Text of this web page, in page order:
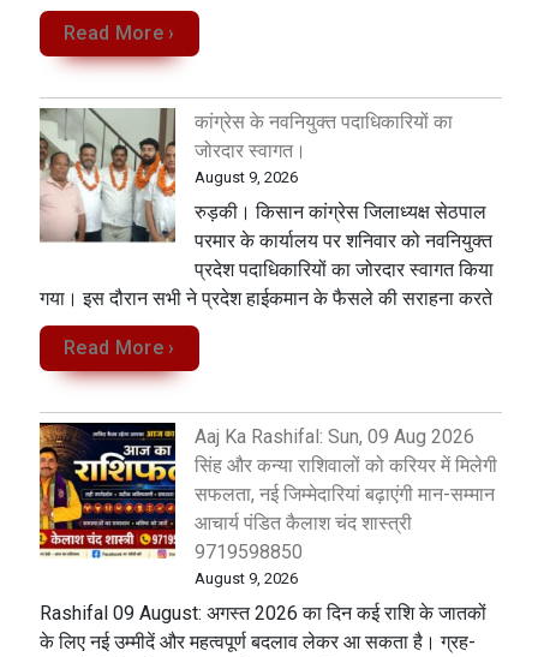
Read More ›
कांग्रेस के नवनियुक्त पदाधिकारियों का
जोरदार स्वागत।
August 9, 2026
रुड़की। किसान कांग्रेस जिलाध्यक्ष सेठपाल
परमार के कार्यालय पर शनिवार को नवनियुक्त
प्रदेश पदाधिकारियों का जोरदार स्वागत किया
गया। इस दौरान सभी ने प्रदेश हाईकमान के फैसले की सराहना करते
Read More ›
Aaj Ka Rashifal: Sun, 09 Aug 2026
सिंह और कन्या राशिवालों को करियर में मिलेगी
सफलता, नई जिम्मेदारियां बढ़ाएंगी मान-सम्मान
आचार्य पंडित कैलाश चंद शास्त्री
9719598850
August 9, 2026
Rashifal 09 August: अगस्त 2026 का दिन कई राशि के जातकों
के लिए नई उम्मीदें और महत्वपूर्ण बदलाव लेकर आ सकता है। ग्रह-